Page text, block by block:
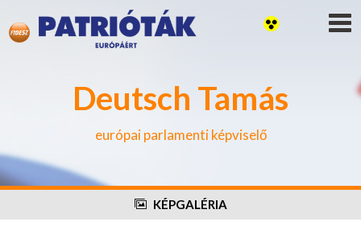
Deutsch Tamás
európai parlamenti képviselő
KÉPGALÉRIA